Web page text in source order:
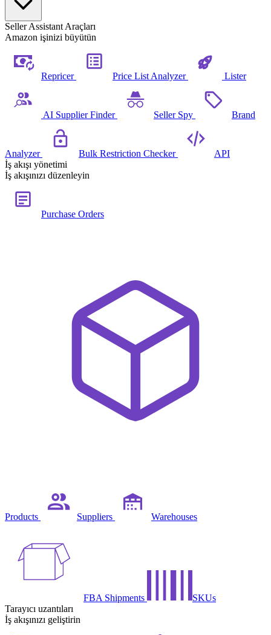
Seller Assistant Araçları
Amazon işinizi büyütün
Repricer Price List Analyzer Lister
AI Supplier Finder Seller Spy Brand
Analyzer Bulk Restriction Checker
API
İş akışı yönetimi
İş akışınızı düzenleyin
Purchase Orders
Products Suppliers Warehouses
FBA Shipments
SKUs
Tarayıcı uzantıları
İş akışınızı geliştirin